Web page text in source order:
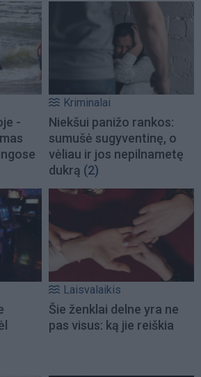
-
Kriminalai
Niekšui panižo rankos:
sumušė sugyventinę, o
vėliau ir jos nepilnametę
dukrą (2)
Laisvalaikis
Šie ženklai delne yra ne
pas visus: ką jie reiškia